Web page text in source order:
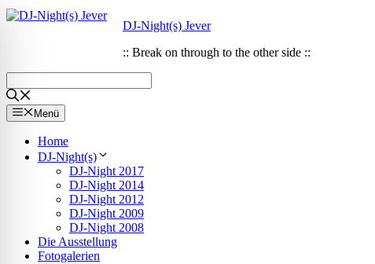
Zum
Zum
DJ-Night(s) Jever
:: Break on through to the other side ::
Menü
Home
DJ-Night(s)
DJ-Night 2017
DJ-Night 2014
DJ-Night 2012
DJ-Night 2009
DJ-Night 2008
Die Ausstellung
Fotogalerien